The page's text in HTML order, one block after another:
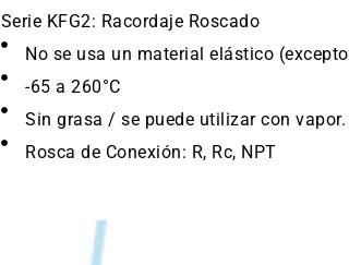
Serie KFG2: Racordaje Roscado
No se usa un material elástico
-65 a 260°C
Sin grasa / se puede utilizar con vapor.
Rosca de Conexión: R, Rc, NPT